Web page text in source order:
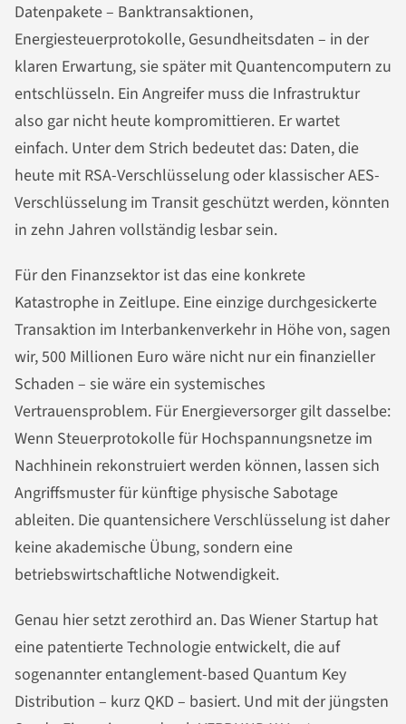
Datenpakete – Banktransaktionen,
Energiesteuerprotokolle, Gesundheitsdaten – in der
klaren Erwartung, sie später mit Quantencomputern zu
entschlüsseln. Ein Angreifer muss die Infrastruktur
also gar nicht heute kompromittieren. Er wartet
einfach. Unter dem Strich bedeutet das: Daten, die
heute mit RSA-Verschlüsselung oder klassischer AES-
Verschlüsselung im Transit geschützt werden, könnten
in zehn Jahren vollständig lesbar sein.
Für den Finanzsektor ist das eine konkrete
Katastrophe in Zeitlupe. Eine einzige durchgesickerte
Transaktion im Interbankenverkehr in Höhe von, sagen
wir, 500 Millionen Euro wäre nicht nur ein finanzieller
Schaden – sie wäre ein systemisches
Vertrauensproblem. Für Energieversorger gilt dasselbe:
Wenn Steuerprotokolle für Hochspannungsnetze im
Nachhinein rekonstruiert werden können, lassen sich
Angriffsmuster für künftige physische Sabotage
ableiten. Die quantensichere Verschlüsselung ist daher
keine akademische Übung, sondern eine
betriebswirtschaftliche Notwendigkeit.
Genau hier setzt zerothird an. Das Wiener Startup hat
eine patentierte Technologie entwickelt, die auf
sogenannter entanglement-based Quantum Key
Distribution – kurz QKD – basiert. Und mit der jüngsten